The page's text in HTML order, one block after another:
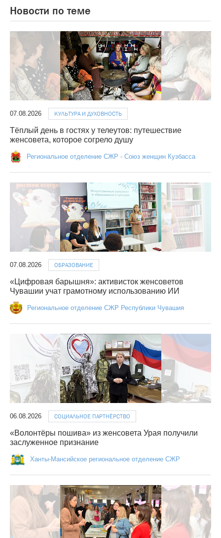
Новости по теме
07.08.2026 КУЛЬТУРА И ДУХОВНОСТЬ
Тёплый день в гостях у телеутов: путешествие
женсовета, которое согрело душу
Региональное отделение СЖР - Союз женщин Кузбасса
07.08.2026 ОБРАЗОВАНИЕ
«Цифровая барышня»: активисток женсоветов
Чувашии учат грамотному использованию ИИ
Региональное отделение СЖР Республики Чувашия
06.08.2026 СОЦИАЛЬНОЕ ПАРТНЁРСТВО
«Волонтёры пошива» из женсовета Урая получили
заслуженное признание
Ханты-Мансийское региональное отделение СЖР